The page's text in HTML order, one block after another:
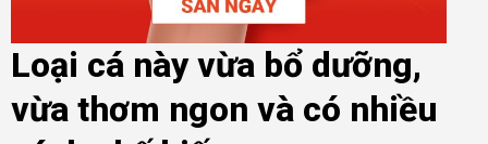
Loại cá này vừa bổ dưỡng,
vừa thơm ngon và có nhiều